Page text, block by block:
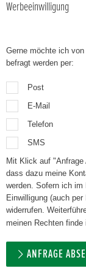
Werbeeinwilligung
Gerne möchte ich
befragt werden per:
Post
E-Mail
Telefon
SMS
Mit Klick auf
dass dazu meine
werden. Sofern ich im Nachhinein Einwände habe, kann ich meine
Einwilligung (auch
widerrufen. Weiterführende Informationen zum Datenschutz und zu
meinen Rechten finde
ANFRAGE